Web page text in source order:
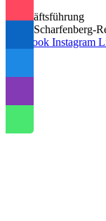
Geschäftsführung
Fabio Scharfenberg-
Facebook Instagram